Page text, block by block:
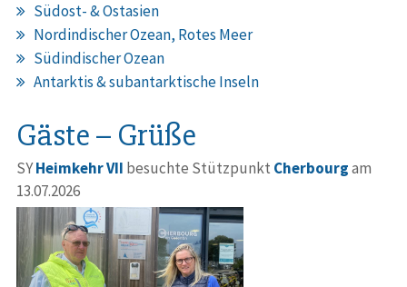
Südost- & Ostasien
Nordindischer Ozean, Rotes Meer
Südindischer Ozean
Antarktis & subantarktische Inseln
Gäste – Grüße
SYHeimkehr VII besuchte Stützpunkt Cherbourgam
13.07.2026